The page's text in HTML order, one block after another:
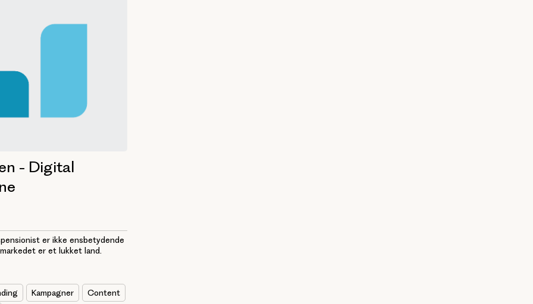
- Digital
er ikke ensbetydende
er et lukket land.
Kampagner Content